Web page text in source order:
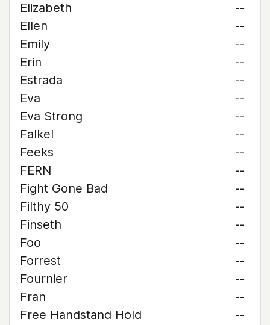
Elizabeth
--
Ellen
--
Emily
--
Erin
--
Estrada
--
Eva
--
Eva Strong
--
Falkel
--
Feeks
--
FERN
--
Fight Gone Bad
--
Filthy 50
--
Finseth
--
Foo
--
Forrest
--
Fournier
--
Fran
--
Free Handstand Hold
--